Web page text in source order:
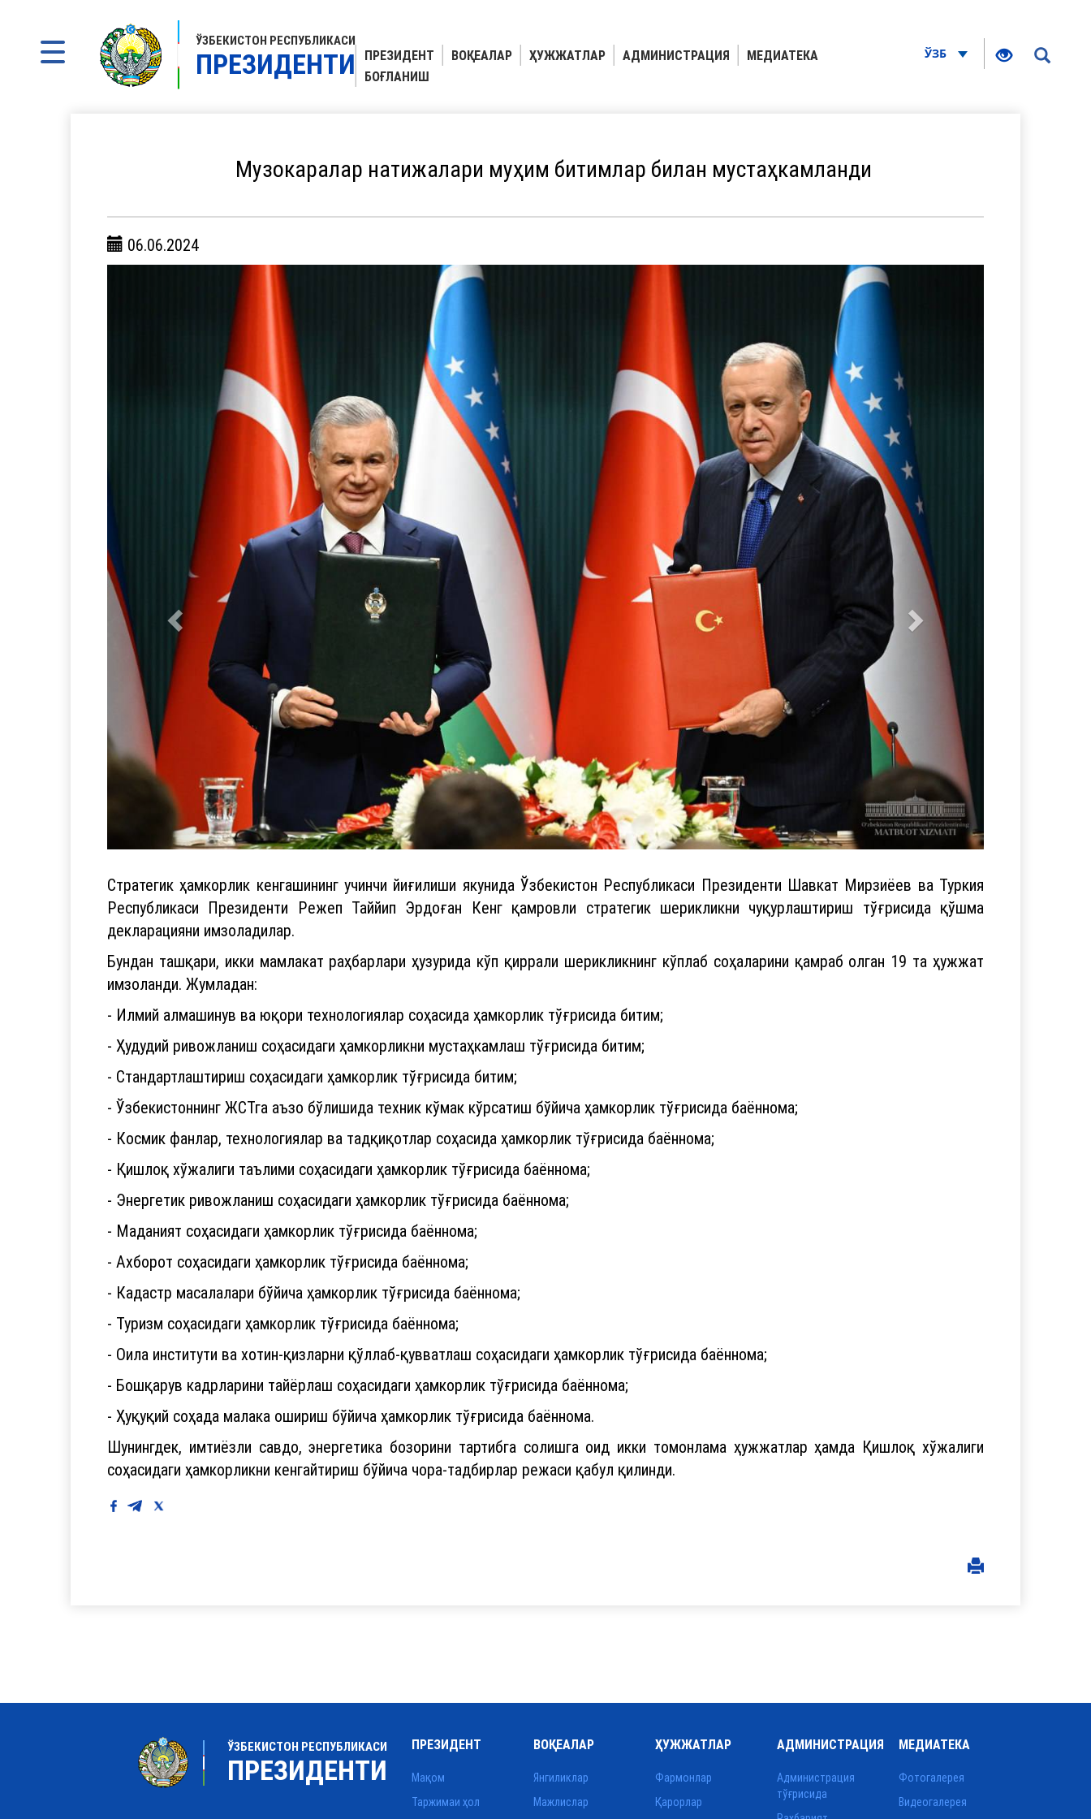
ЎЗБЕКИСТОН РЕСПУБЛИКАСИ
ПРЕЗИДЕНТИ ПРЕЗИДЕНТ ВОҚЕАЛАР ҲУЖЖАТЛАР АДМИНИСТРАЦИЯ
МЕДИАТЕКА
БОҒЛАНИШ
ЎЗБ
Музокаралар натижалари муҳим битимлар билан мустаҳкамланди
06.06.2024
Стратегик ҳамкорлик кенгашининг учинчи йиғилиши якунида Ўзбекистон Республикаси Президенти Шавкат Мирзиёев ва Туркия
Республикаси Президенти Режеп Таййип Эрдоған Кенг қамровли стратегик шерикликни чуқурлаштириш тўғрисида қўшма
декларацияни имзоладилар.
Бундан ташқари, икки мамлакат раҳбарлари ҳузурида кўп қиррали шерикликнинг кўплаб соҳаларини қамраб олган 19 та ҳужжат
имзоланди. Жумладан:
- Илмий алмашинув ва юқори технологиялар соҳасида ҳамкорлик тўғрисида битим;
- Ҳудудий ривожланиш соҳасидаги ҳамкорликни мустаҳкамлаш тўғрисида битим;
- Стандартлаштириш соҳасидаги ҳамкорлик тўғрисида битим;
- Ўзбекистоннинг ЖСТга аъзо бўлишида техник кўмак кўрсатиш бўйича ҳамкорлик тўғрисида баённома;
- Космик фанлар, технологиялар ва тадқиқотлар соҳасида ҳамкорлик тўғрисида баённома;
- Қишлоқ хўжалиги таълими соҳасидаги ҳамкорлик тўғрисида баённома;
- Энергетик ривожланиш соҳасидаги ҳамкорлик тўғрисида баённома;
- Маданият соҳасидаги ҳамкорлик тўғрисида баённома;
- Ахборот соҳасидаги ҳамкорлик тўғрисида баённома;
- Кадастр масалалари бўйича ҳамкорлик тўғрисида баённома;
- Туризм соҳасидаги ҳамкорлик тўғрисида баённома;
- Оила институти ва хотин-қизларни қўллаб-қувватлаш соҳасидаги ҳамкорлик тўғрисида баённома;
- Бошқарув кадрларини тайёрлаш соҳасидаги ҳамкорлик тўғрисида баённома;
- Ҳуқуқий соҳада малака ошириш бўйича ҳамкорлик тўғрисида баённома.
Шунингдек, имтиёзли савдо, энергетика бозорини тартибга солишга оид икки томонлама ҳужжатлар ҳамда Қишлоқ хўжалиги
соҳасидаги ҳамкорликни кенгайтириш бўйича чора-тадбирлар режаси қабул қилинди.
ЎЗБЕКИСТОН РЕСПУБЛИКАСИ
ПРЕЗИДЕНТИ
ПРЕЗИДЕНТ
Мақом
Таржимаи ҳол
ВОҚЕАЛАР
Янгиликлар
Мажлислар
ҲУЖЖАТЛАР
Фармонлар
Қарорлар
АДМИНИСТРАЦИЯ
Администрация
тўғрисида
МЕДИАТЕКА
Фотогалерея
Видеогалерея